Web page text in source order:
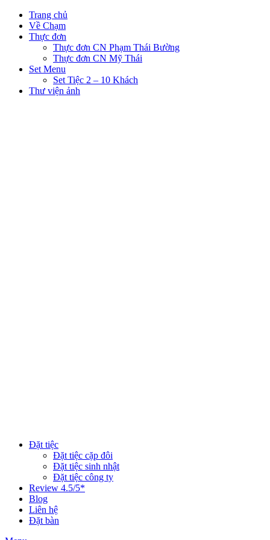
Trang chủ
Về Chạm
Thực đơn
Thực đơn CN Phạm Thái Bường
Thực đơn CN Mỹ Thái
Set Menu
Set Tiệc 2 – 10 Khách
Thư viện ảnh
Đặt tiệc
Đặt tiệc cặp đôi
Đặt tiệc sinh nhật
Đặt tiệc công ty
Review 4.5/5*
Blog
Liên hệ
Đặt bàn